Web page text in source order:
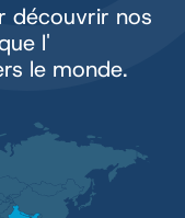
découvrir nos
l'
le monde.